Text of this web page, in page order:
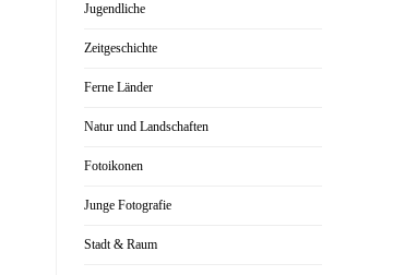
Jugendliche
Zeitgeschichte
Ferne Länder
Natur und Landschaften
Fotoikonen
Junge Fotografie
Stadt & Raum